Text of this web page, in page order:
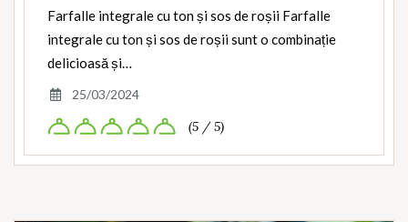
Farfalle integrale cu ton și sos de roșii Farfalle
integrale cu ton și sos de roșii sunt o combinație
delicioasă și…
25/03/2024
(5 / 5)